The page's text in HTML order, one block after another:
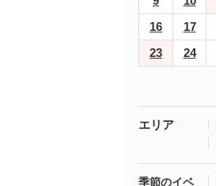
16
17
23
24
エリア
季節のイベ